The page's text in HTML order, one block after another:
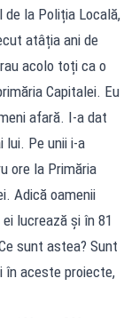
la Poliția Locală,
atâția ani de
acolo toți ca o
Capitalei. Eu
afară. I-a dat
lui. Pe unii i-a
ore la Primăria
Adică oamenii
lucrează și în 81
sunt astea? Sunt
în aceste proiecte,